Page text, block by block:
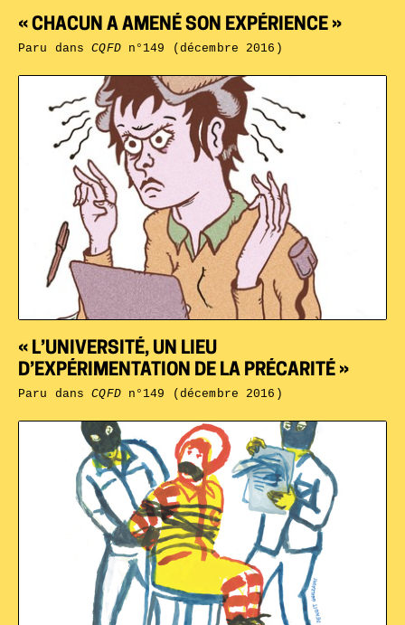
« L’UNIVERSITÉ, UN LIEU
D’EXPÉRIMENTATION DE LA PRÉCARITÉ »
Paru dansCQFDn°149 (décembre 2016)
« CHACUN A AMENÉ SON EXPÉRIENCE »
Paru dansCQFDn°149 (décembre 2016)